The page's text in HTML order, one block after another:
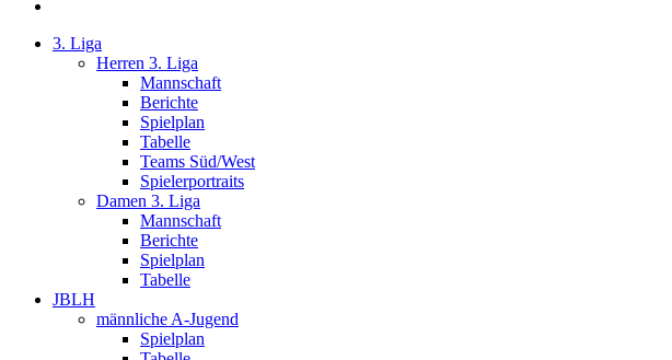
3. Liga
Herren 3. Liga
Mannschaft
Berichte
Spielplan
Tabelle
Teams Süd/West
Spielerportraits
Damen 3. Liga
Mannschaft
Berichte
Spielplan
Tabelle
JBLH
männliche A-Jugend
Spielplan